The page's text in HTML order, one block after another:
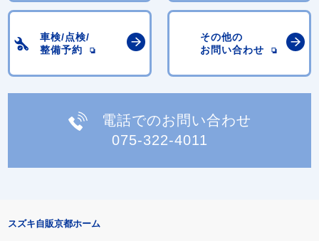
車検/点検/
整備予約
その他の
お問い合わせ
電話でのお問い合わせ
075-322-4011
スズキ自販京都ホーム